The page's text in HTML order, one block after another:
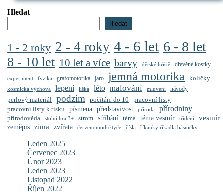
Hledat
Hledat
1 - 2 roky 2 - 4 roky 4 - 6 let 6 - 8 let
8 - 10 let 10 let a více barvy dětské hřiště dřevěné kostky
experiment fyzika grafomotorika jaro jemná motorika kolíčky
kosmická výchova lepení liška léto malování mluvení návody
perlový materiál podzim počítání do 10
pracovní listy
pracovní listy k tisku
písmena představivost příroda přírodniny
přírodověda stolní hra 3+ strom stříhání téma téma vesmír třídění vesmír
zeměpis zima zvířata červenomodré tyče čísla říkanky říkadla básničky
Leden 2025
Červenec 2023
Únor 2023
Leden 2023
Listopad 2022
Říjen 2022